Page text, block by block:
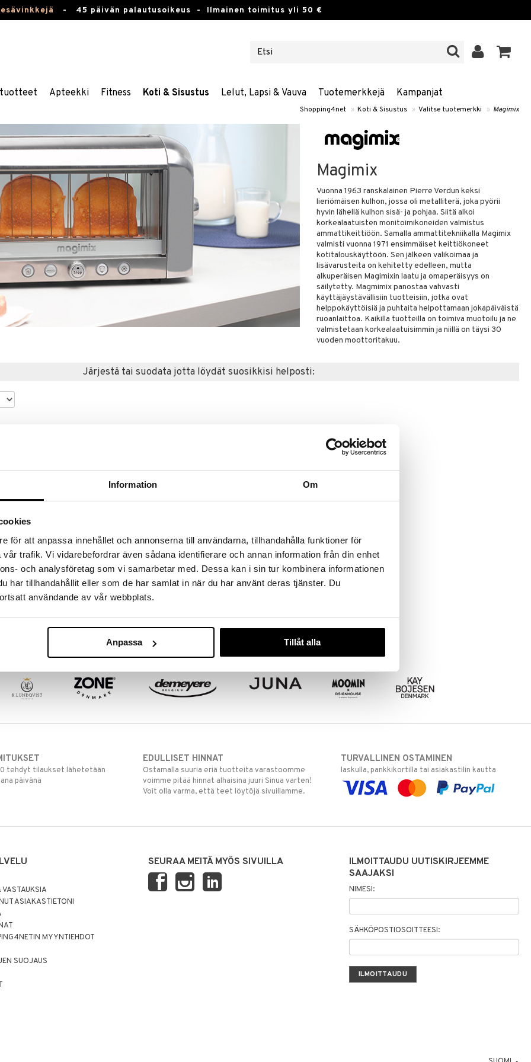
Information Om
för att anpassa innehållet och annonserna till användarna, tillhandahålla funktioner för
trafik. Vi vidarebefordrar även sådana identifierare och annan information från din enhet
och analysföretag som vi samarbetar med. Dessa kan i sin tur kombinera informationen
har tillhandahållit eller som de har samlat in när du har använt deras tjänster. Du
användande av vår webbplats.
Anpassa Tillåt alla
- 45 päivän palautusoikeus - Ilmainen toimitus yli 50 €
Apteekki Fitness Koti & Sisustus Lelut, Lapsi & Vauva Tuotemerkkejä Kampanjat
Shopping4net » Koti & Sisustus » Valitse tuotemerkki » Magimix
Magimix
Vuonna 1963 ranskalainen Pierre Verdun keksi
lieriömäisen kulhon, jossa oli metalliterä, joka pyörii
hyvin lähellä kulhon sisä- ja pohjaa. Siitä alkoi
korkealaatuisten monitoimikoneiden valmistus
ammattikeittiöön. Samalla ammattitekniikalla Magimix
valmisti vuonna 1971 ensimmäiset keittiökoneet
kotitalouskäyttöön. Sen jälkeen valikoimaa ja
lisävarusteita on kehitetty edelleen, mutta
alkuperäisen Magimixin laatu ja omaperäisyys on
säilytetty. Magmimix panostaa vahvasti
käyttäjäystävällisiin tuotteisiin, jotka ovat
helppokäyttöisiä ja puhtaita helpottamaan jokapäiväistä
ruoanlaittoa. Kaikilla tuotteilla on toimiva muotoilu ja ne
valmistetaan korkealaatuisimmin ja niillä on täysi 30
vuoden moottoritakuu.
Järjestä tai suodata jotta löydät suosikkisi helposti:
Minihakkuri 290W
MAGIMIX
Magimix minihakkuri on tehokas,
tehdyt tilaukset lähetetään
päivänä
EDULLISET HINNAT
Ostamalla suuria eriä tuotteita varastoomme
voimme pitää hinnat alhaisina juuri Sinua varten!
Voit olla varma, että teet löytöjä sivuillamme.
TURVALLINEN OSTAMINEN
laskulla, pankkikortilla tai asiakastilin kautta
ASIAKASTIETONI
MYYNTIEHDOT
SUOJAUS
SEURAA MEITÄ MYÖS SIVUILLA
ILMOITTAUDU UUTISKIRJEEMME
SAAJAKSI
NIMESI:
SÄHKÖPOSTIOSOITTEESI: